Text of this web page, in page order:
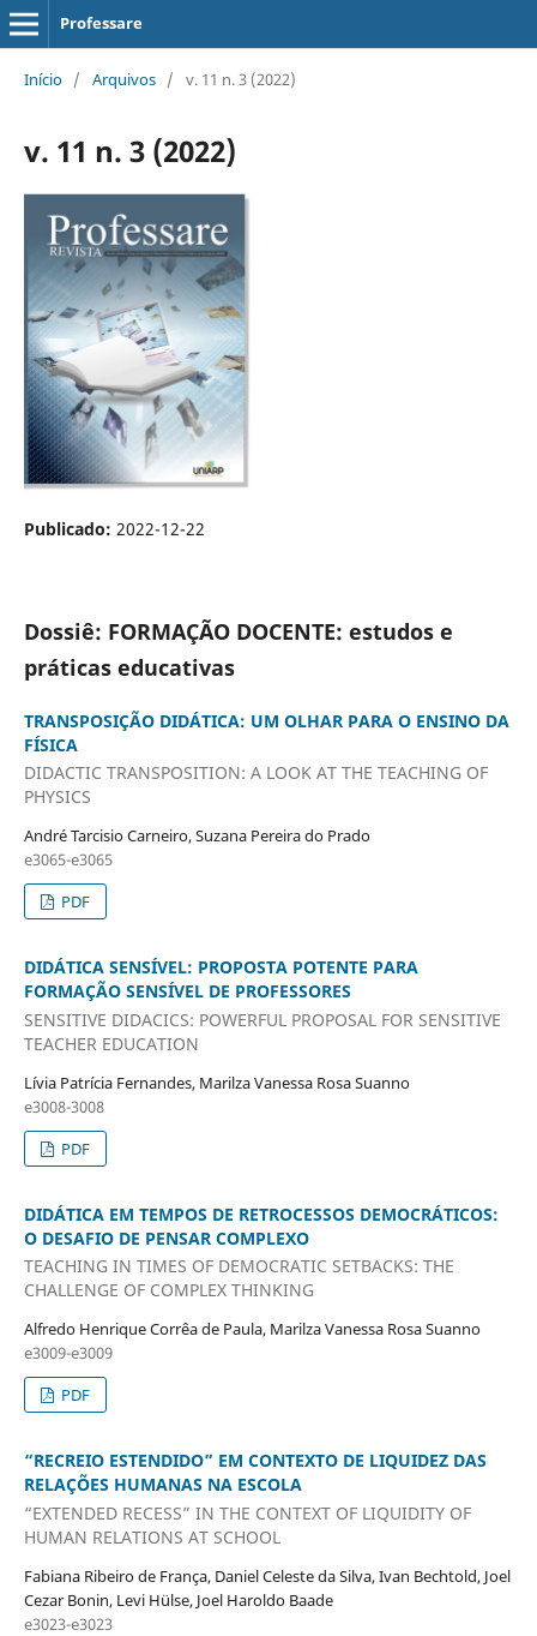
Professare
Início / Arquivos / v. 11 n. 3 (2022)
v. 11 n. 3 (2022)
Publicado: 2022-12-22
Dossiê: FORMAÇÃO DOCENTE: estudos e
práticas educativas
TRANSPOSIÇÃO DIDÁTICA: UM OLHAR PARA O ENSINO DA
FÍSICA
DIDACTIC TRANSPOSITION: A LOOK AT THE TEACHING OF
PHYSICS
André Tarcisio Carneiro, Suzana Pereira do Prado
e3065-e3065
PDF
DIDÁTICA SENSÍVEL: PROPOSTA POTENTE PARA
FORMAÇÃO SENSÍVEL DE PROFESSORES
SENSITIVE DIDACICS: POWERFUL PROPOSAL FOR SENSITIVE
TEACHER EDUCATION
Lívia Patrícia Fernandes, Marilza Vanessa Rosa Suanno
e3008-3008
PDF
DIDÁTICA EM TEMPOS DE RETROCESSOS DEMOCRÁTICOS:
O DESAFIO DE PENSAR COMPLEXO
TEACHING IN TIMES OF DEMOCRATIC SETBACKS: THE
CHALLENGE OF COMPLEX THINKING
Alfredo Henrique Corrêa de Paula, Marilza Vanessa Rosa Suanno
e3009-e3009
PDF
“RECREIO ESTENDIDO” EM CONTEXTO DE LIQUIDEZ DAS
RELAÇÕES HUMANAS NA ESCOLA
“EXTENDED RECESS” IN THE CONTEXT OF LIQUIDITY OF
HUMAN RELATIONS AT SCHOOL
Fabiana Ribeiro de França, Daniel Celeste da Silva, Ivan Bechtold, Joel
Cezar Bonin, Levi Hülse, Joel Haroldo Baade
e3023-e3023